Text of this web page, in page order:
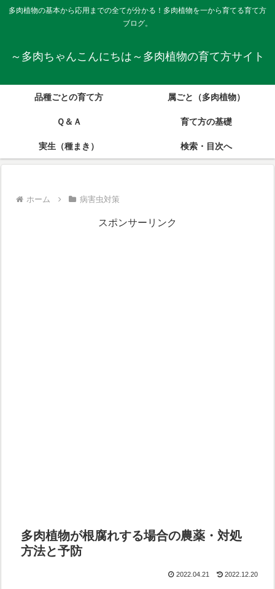
多肉植物の基本から応用までの全てが分かる！多肉植物を一から育てる育て方
ブログ。
～多肉ちゃんこんにちは～多肉植物の育て方サイト
品種ごとの育て方 属ごと（多肉植物）
Ｑ＆Ａ 育て方の基礎
実生（種まき） 検索・目次へ
ホーム 病害虫対策
スポンサーリンク
多肉植物が根腐れする場合の農薬・対処
方法と予防
2022.04.21 2022.12.20